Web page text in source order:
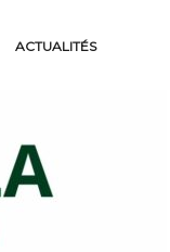
ACTUALITÉS